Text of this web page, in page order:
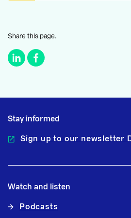
Share this page.
Stay informed
Sign up to our newsletter
Watch and listen
Podcasts